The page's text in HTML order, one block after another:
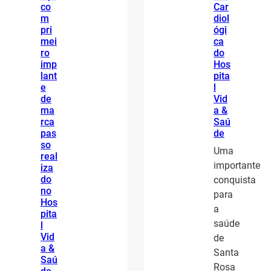
co
m
pri
mei
ro
imp
lant
e
de
ma
rca
pas
so
real
iza
do
no
Hos
pita
l
Vid
a &
Saú
Car
diol
ógi
ca
do
Hos
pita
l
Vid
a &
Saú
de
Uma
importante
conquista
para
a
saúde
de
Santa
Rosa